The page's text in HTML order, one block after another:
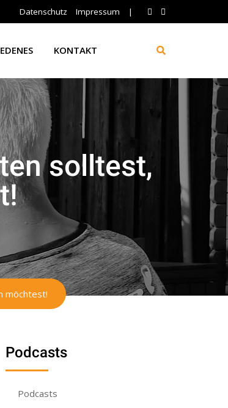
Datenschutz Impressum |
KONTAKT
solltest,
möchtest!
Podcasts
Podcasts